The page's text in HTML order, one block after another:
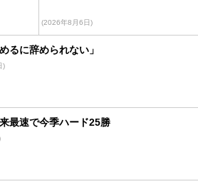
(2026年8月6日)
るに辞められない」
)
最速で今季ハード25勝